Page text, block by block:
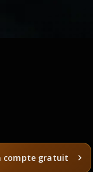
compte gratuit